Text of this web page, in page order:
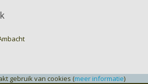
gebruik van cookies (meer informatie)